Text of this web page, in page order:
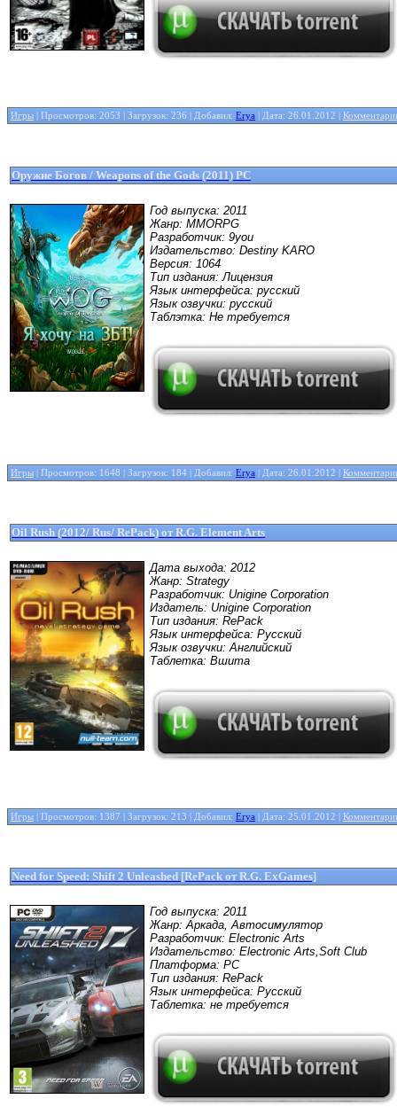
Игры | Просмотров: 2053 | Загрузок: 236 | Добавил: Erya | Дата: 26.01.2012
Оружие Богов / Weapons of the Gods (2011) PC
Год выпуска: 2011
Жанр: MMORPG
Разработчик: 9you
Издательство: Destiny KARO
Версия: 1064
Тип издания: Лицензия
Язык интерфейса: русский
Язык озвучки: русский
Таблэтка: Не требуется
Игры | Просмотров: 1648 | Загрузок: 184 | Добавил: Erya | Дата: 26.01.2012
Oil Rush (2012/ Rus/ RePack) от R.G. Element Arts
Дата выхода: 2012
Жанр: Strategy
Разработчик: Unigine Corporation
Издатель: Unigine Corporation
Тип издания: RePack
Язык интерфейса: Русский
Язык озвучки: Английский
Таблетка: Вшита
Игры | Просмотров: 1387 | Загрузок: 213 | Добавил: Erya | Дата: 25.01.2012
Need for Speed: Shift 2 Unleashed [RePack от R.G. ExGames]
Год выпуска: 2011
Жанр: Аркада, Автосимулятор
Разработчик: Electronic Arts
Издательство: Electronic Arts,Soft Club
Платформа: PC
Тип издания: RePack
Язык интерфейса: Русский
Таблетка: не требуется